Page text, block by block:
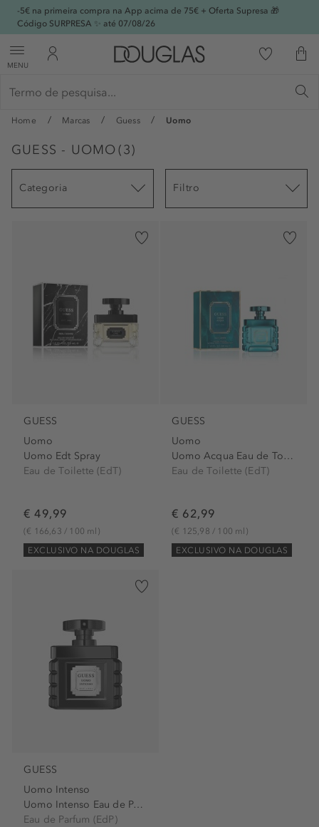
-5€ na primeira compra na App acima de 75€ + Oferta Supresa 🎁
Código SURPRESA ✨ até 07/08/26
MENU
Home Marcas Guess Uomo
GUESS - UOMO (3)
Categoria Filtro
GUESS
Uomo
Uomo Edt Spray
Eau de Toilette (EdT)
€ 49,99
(€ 166,63 / 100 ml)
EXCLUSIVO NA DOUGLAS
GUESS
Uomo
Uomo Acqua Eau de Toilette...
Eau de Toilette (EdT)
€ 62,99
(€ 125,98 / 100 ml)
EXCLUSIVO NA DOUGLAS
GUESS
Uomo Intenso
Uomo Intenso Eau de Parfum...
Eau de Parfum (EdP)